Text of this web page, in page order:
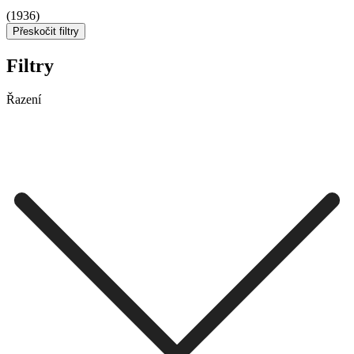
(1936)
Přeskočit filtry
Filtry
Řazení